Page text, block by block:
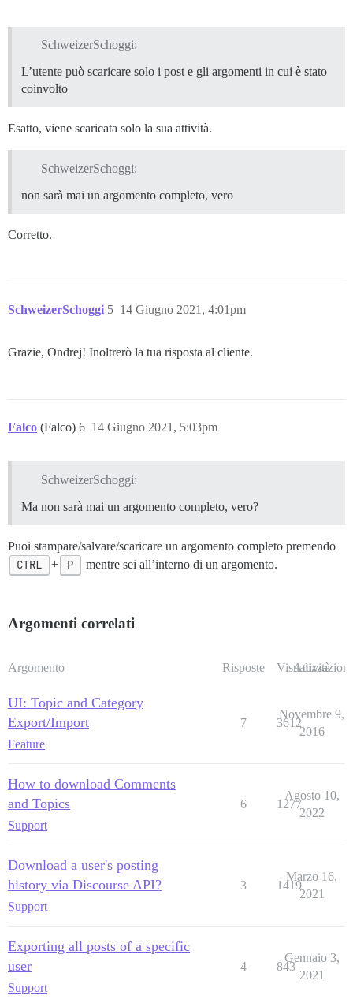
SchweizerSchoggi:
L’utente può scaricare solo i post e gli argomenti in cui è stato
coinvolto
Esatto, viene scaricata solo la sua attività.
SchweizerSchoggi:
non sarà mai un argomento completo, vero
Corretto.
SchweizerSchoggi 14 Giugno 2021, 4:01pm
5
Grazie, Ondrej! Inoltrerò la tua risposta al cliente.
Falco (Falco) 14 Giugno 2021, 5:03pm
6
SchweizerSchoggi:
Ma non sarà mai un argomento completo, vero?
Puoi stampare/salvare/scaricare un argomento completo premendo
CTRL + P mentre sei all’interno di un argomento.
Argomenti correlati
Argomento Risposte Visualizzazioni
Attività
UI: Topic and Category
Export/Import
Feature
7 3612
Novembre 9,
2016
How to download Comments
and Topics
Support
6 1277
Agosto 10,
2022
Download a user's posting
history via Discourse API?
Support
3 1419
Marzo 16,
2021
Exporting all posts of a specific
user
Support
4 843
Gennaio 3,
2021